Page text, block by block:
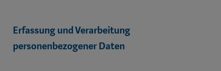
Erfassung und Verarbeitung
personenbezogener Daten